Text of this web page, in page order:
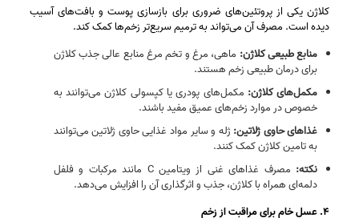
کلاژن یکی از پروتئین‌های ضروری برای بازسازی پوست و بافت‌های آسیب‌
دیده است. مصرف آن می‌تواند به ترمیم سریع‌تر زخم‌ها کمک کند.
منابع طبیعی کلاژن: ماهی، مرغ و تخم‌ مرغ منابع عالی جذب کلاژن
برای درمان طبیعی زخم هستند.
مکمل‌های کلاژن: مکمل‌های پودری یا کپسولی کلاژن می‌توانند به‌
خصوص در موارد زخم‌های عمیق مفید باشند.
غذاهای حاوی ژلاتین:ژله و سایر مواد غذایی حاوی ژلاتین می‌توانند
به تامین کلاژن کمک کنند.
نکته:
مصرف غذاهای غنی از ویتامین C مانند مرکبات و فلفل
دلمه‌ای همراه با کلاژن، جذب و اثرگذاری آن را افزایش می‌دهد.
۴. عسل خام برای مراقبت از زخم